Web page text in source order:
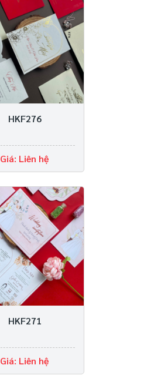
HKF276
Giá: Liên hệ
HKF271
Giá: Liên hệ